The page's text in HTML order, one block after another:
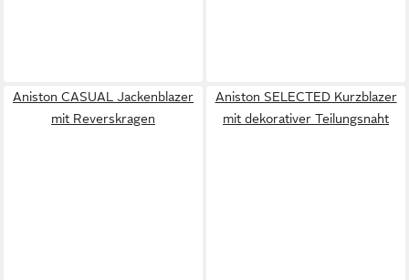
Aniston CASUAL Jackenblazer
mit Reverskragen
Aniston SELECTED Kurzblazer
mit dekorativer Teilungsnaht